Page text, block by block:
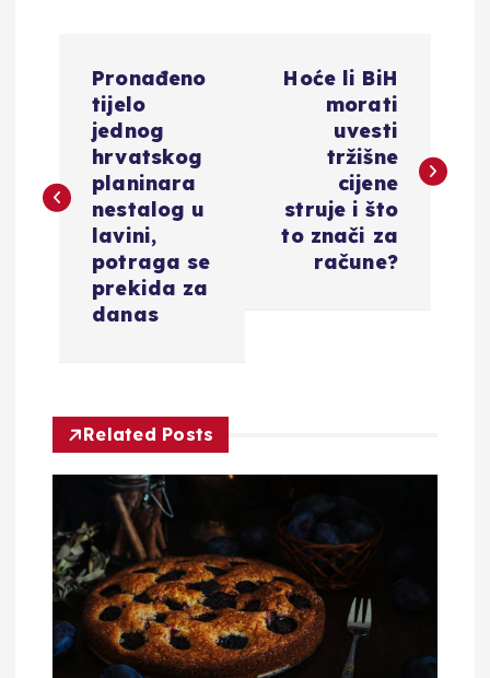
i
a
o
b
Pronađeno
tijelo
jednog
hrvatskog
planinara
nestalog u
lavini,
potraga se
prekida za
danas
Hoće li BiH
morati
uvesti
tržišne
cijene
struje i što
to znači za
račune?
Related Posts